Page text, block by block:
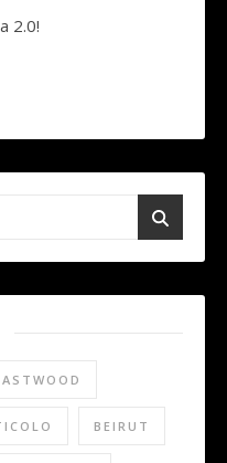
2.0!
BEIRUT